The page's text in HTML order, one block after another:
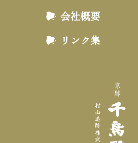
会社概要
リンク集